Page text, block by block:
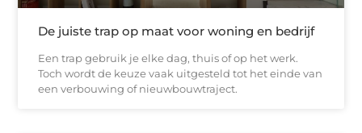
De juiste trap op maat voor woning en bedrijf
Een trap gebruik je elke dag, thuis of op het werk.
Toch wordt de keuze vaak uitgesteld tot het einde van
een verbouwing of nieuwbouwtraject.